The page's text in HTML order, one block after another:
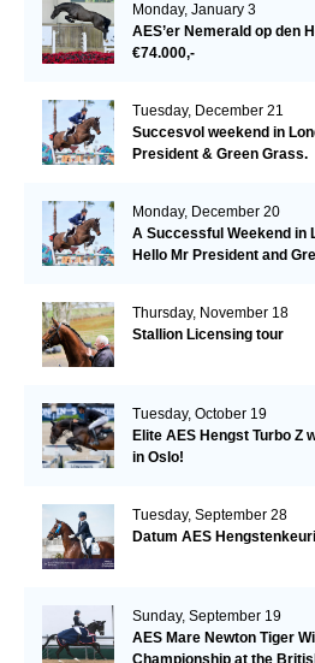
Monday, January 3
AES’er Nemerald op den
€74.000,-
Tuesday, December 21
Succesvol weekend in
President & Green Grass.
Monday, December 20
A Successful Weekend in
Hello Mr President and
Thursday, November 18
Stallion Licensing tour
Tuesday, October 19
Elite AES Hengst Turbo Z
in Oslo!
Tuesday, September 28
Datum AES
Sunday, September 19
AES Mare Newton Tiger